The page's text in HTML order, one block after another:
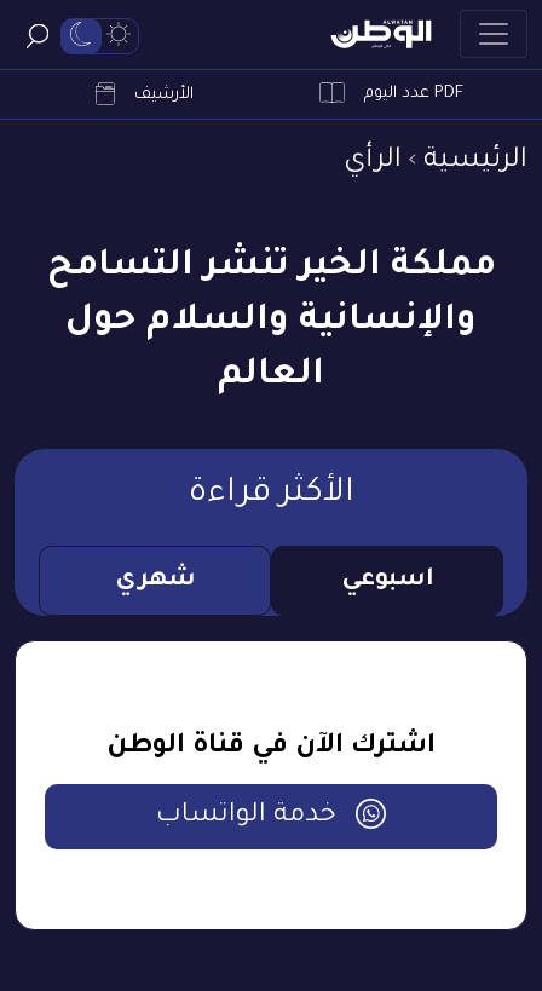
PDF عدد اليوم الأرشيف
الرئيسية الرأي
مملكة الخير تنشر التسامح
والإنسانية والسلام حول
العالم
الأكثر قراءة
اسبوعي شهري
اشترك الآن في قناة الوطن
خدمة الواتساب